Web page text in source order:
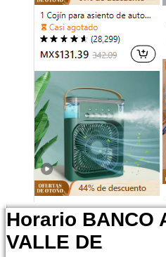
Horario BANCO
VALLE DE